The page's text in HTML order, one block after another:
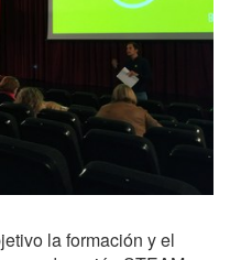
la formación y el